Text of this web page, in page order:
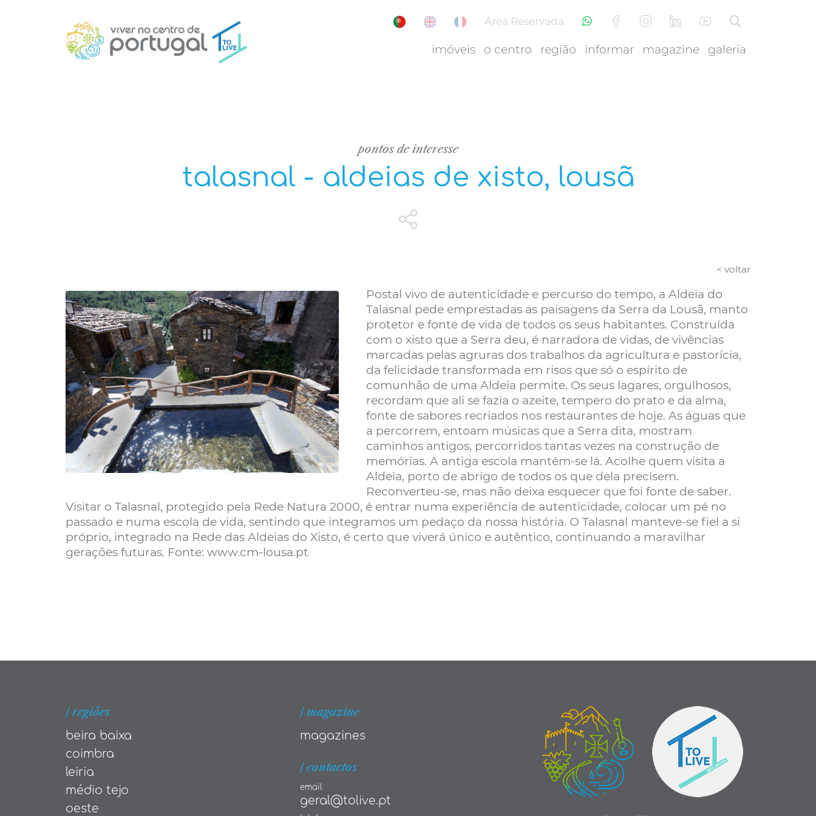
Área Reservada
imóveis o centro região informar magazine galeria
pontos de interesse
talasnal - aldeias de xisto, lousã
< voltar
Postal vivo de autenticidade e percurso do tempo, a Aldeia do
Talasnal pede emprestadas as paisagens da Serra da Lousã, manto
protetor e fonte de vida de todos os seus habitantes. Construída
com o xisto que a Serra deu, é narradora de vidas, de vivências
marcadas pelas agruras dos trabalhos da agricultura e pastorícia,
da felicidade transformada em risos que só o espírito de
comunhão de uma Aldeia permite. Os seus lagares, orgulhosos,
recordam que ali se fazia o azeite, tempero do prato e da alma,
fonte de sabores recriados nos restaurantes de hoje. As águas que
a percorrem, entoam músicas que a Serra dita, mostram
caminhos antigos, percorridos tantas vezes na construção de
memórias. A antiga escola mantém-se lá. Acolhe quem visita a
Aldeia, porto de abrigo de todos os que dela precisem.
Reconverteu-se, mas não deixa esquecer que foi fonte de saber.
Visitar o Talasnal, protegido pela Rede Natura 2000, é entrar numa experiência de autenticidade, colocar um pé no
passado e numa escola de vida, sentindo que integramos um pedaço da nossa história. O Talasnal manteve-se fiel a si
próprio, integrado na Rede das Aldeias do Xisto, é certo que viverá único e autêntico, continuando a maravilhar
gerações futuras. Fonte: www.cm-lousa.pt
| regiões
beira baixa
coimbra
leiria
médio tejo
oeste
| magazine
magazines
| contactos
email
geral@tolive.pt